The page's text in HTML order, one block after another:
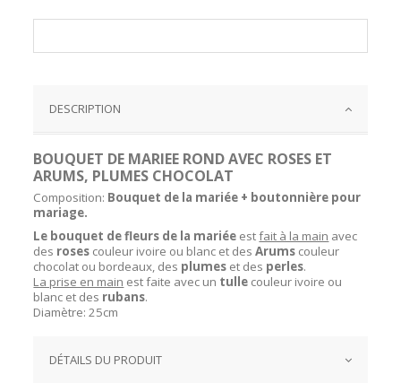
DESCRIPTION
BOUQUET DE MARIEE ROND AVEC ROSES ET
ARUMS, PLUMES CHOCOLAT
Composition: Bouquet de la mariée + boutonnière pour
mariage.
Le bouquet de fleurs de la mariée estfait à la main avec
des roses couleur ivoire ou blanc et desArums couleur
chocolat ou bordeaux, des plumes et des perles.
La prise en main est faite avec un tulle couleur ivoire ou
blanc et des rubans.
Diamètre: 25cm
DÉTAILS DU PRODUIT